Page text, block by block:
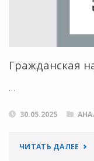
Гражданская
…
30.05.2025
ЧИТАТЬ ДАЛЕЕ